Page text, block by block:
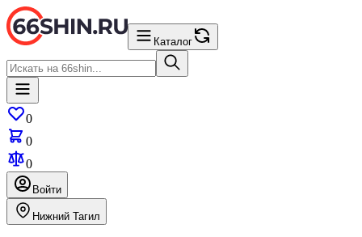
Каталог
0
0
0
Войти
Нижний Тагил